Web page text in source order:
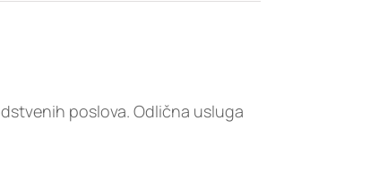
poslova. Odlična usluga